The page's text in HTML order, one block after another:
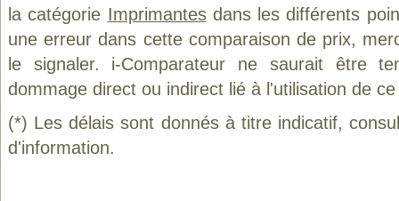
la catégorie Imprimantesdans les différents
une erreur dans cette comparaison de prix,
le signaler. i-Comparateur ne saurait être
dommage direct ou indirect lié à l'utilisation de
(*) Les délais sont donnés à titre indicatif,
d'information.